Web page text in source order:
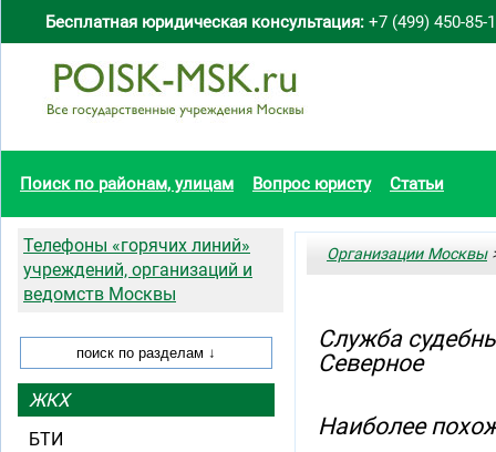
Бесплатная юридическая консультация: +7 (499) 450-85-
Поиск по районам, улицам Вопрос юристу Статьи
Организации Москвы
Служба
Северное
Наиболее
Телефоны «горячих линий»
учреждений, организаций и
ведомств Москвы
ЖКХ
БТИ